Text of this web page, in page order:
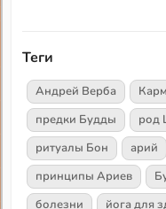
Теги
Андрей Верба
предки Будды
род
ритуалы Бон
арий
принципы Ариев
болезни
йога для